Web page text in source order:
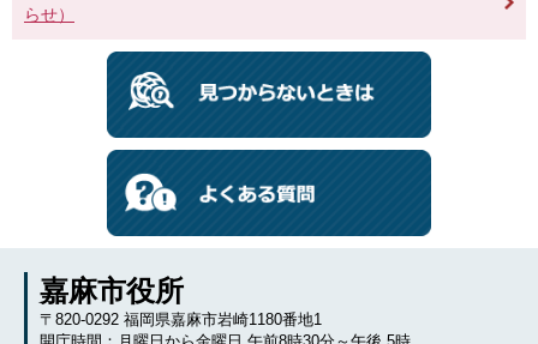
らせ）
嘉麻市役所
〒820-0292 福岡県嘉麻市岩崎1180番地1